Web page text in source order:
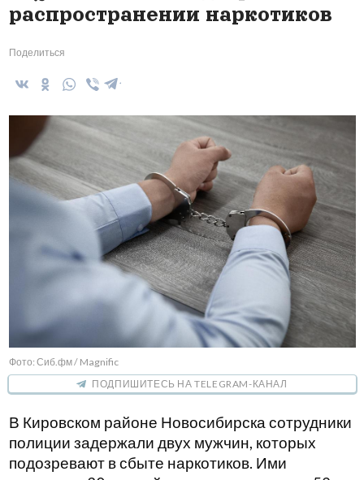
распространении наркотиков
Поделиться
Фото: Сиб.фм / Magnific
ПОДПИШИТЕСЬ НА TELEGRAM-КАНАЛ
В Кировском районе Новосибирска сотрудники
полиции задержали двух мужчин, которых
подозревают в сбыте наркотиков. Ими